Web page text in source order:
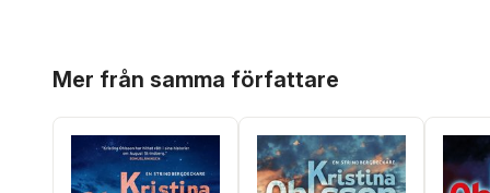
Mer från samma författare